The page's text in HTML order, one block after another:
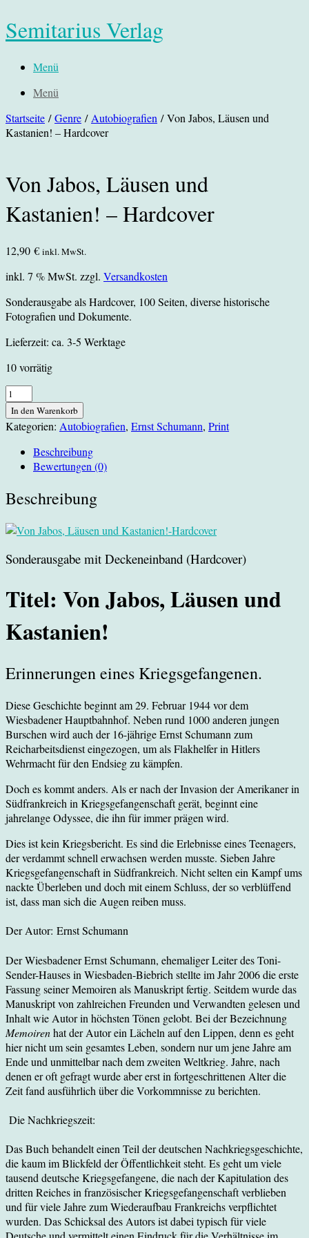
Semitarius Verlag
Menü
Menü
Startseite /Genre / Autobiografien / Von Jabos, Läusen und
Kastanien! – Hardcover
Von Jabos, Läusen und
Kastanien! – Hardcover
12,90 € inkl. MwSt.
inkl. 7 % MwSt. zzgl. Versandkosten
Sonderausgabe als Hardcover, 100 Seiten, diverse historische
Fotografien und Dokumente.
Lieferzeit: ca. 3-5 Werktage
10 vorrätig
Von
Jabos,
Läusen
und
Kastanien!
Menge
In den Warenkorb
Kategorien: Autobiografien, Ernst Schumann, Print
Beschreibung
Bewertungen (0)
Beschreibung
Sonderausgabe mit Deckeneinband (Hardcover)
Titel: Von Jabos, Läusen und
Kastanien!
Erinnerungen eines Kriegsgefangenen.
Diese Geschichte beginnt am 29. Februar 1944 vor dem
Wiesbadener Hauptbahnhof. Neben rund 1000 anderen jungen
Burschen wird auch der 16-jährige Ernst Schumann zum
Reicharbeitsdienst eingezogen, um als Flakhelfer in Hitlers
Wehrmacht für den Endsieg zu kämpfen.
Doch es kommt anders. Als er nach der Invasion der Amerikaner in
Südfrankreich in Kriegsgefangenschaft gerät, beginnt eine
jahrelange Odyssee, die ihn für immer prägen wird.
Dies ist kein Kriegsbericht. Es sind die Erlebnisse eines Teenagers,
der verdammt schnell erwachsen werden musste. Sieben Jahre
Kriegsgefangenschaft in Südfrankreich. Nicht selten ein Kampf ums
nackte Überleben und doch mit einem Schluss, der so verblüffend
ist, dass man sich die Augen reiben muss.
Der Autor: Ernst Schumann
Der Wiesbadener Ernst Schumann, ehemaliger Leiter des Toni-
Sender-Hauses in Wiesbaden-Biebrich stellte im Jahr 2006 die erste
Fassung seiner Memoiren als Manuskript fertig. Seitdem wurde das
Manuskript von zahlreichen Freunden und Verwandten gelesen und
Inhalt wie Autor in höchsten Tönen gelobt. Bei der Bezeichnung
Memoirenhat der Autor ein Lächeln auf den Lippen, denn es geht
hier nicht um sein gesamtes Leben, sondern nur um jene Jahre am
Ende und unmittelbar nach dem zweiten Weltkrieg. Jahre, nach
denen er oft gefragt wurde aber erst in fortgeschrittenen Alter die
Zeit fand ausführlich über die Vorkommnisse zu berichten.
Die Nachkriegszeit:
Das Buch behandelt einen Teil der deutschen Nachkriegsgeschichte,
die kaum im Blickfeld der Öffentlichkeit steht. Es geht um viele
tausend deutsche Kriegsgefangene, die nach der Kapitulation des
dritten Reiches in französischer Kriegsgefangenschaft verblieben
und für viele Jahre zum Wiederaufbau Frankreichs verpflichtet
wurden. Das Schicksal des Autors ist dabei typisch für viele